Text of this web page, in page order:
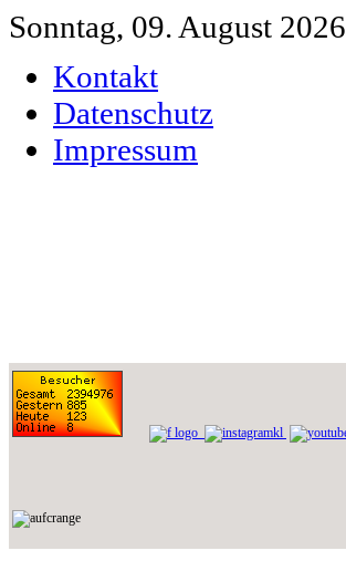
Sonntag, 09. August 2026
Kontakt
Datenschutz
Impressum